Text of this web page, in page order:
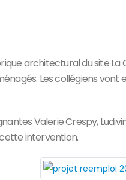
architectural du site
Les collégiens
Valerie Crespy,
intervention.